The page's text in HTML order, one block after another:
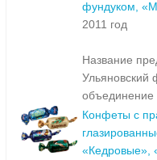
фундуком,
2011 год
Название
Ульяновский
Конфеты с
«Кедровые»,